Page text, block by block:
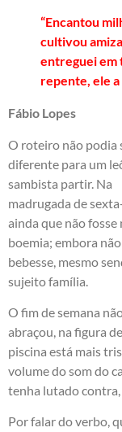
“Encantou
cultivou
entreguei em
repente, ele a
Fábio Lopes
O roteiro não podia
diferente para um
sambista partir. Na
madrugada de
ainda que não fosse
boemia; embora não
bebesse, mesmo
sujeito família.
O fim de semana
abraçou, na figura
piscina está mais
volume do som do
tenha lutado
Por falar do verbo,